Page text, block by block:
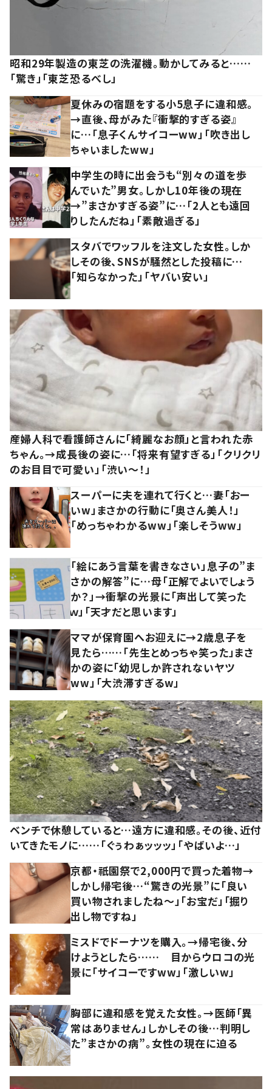
昭和29年製造の東芝の洗濯機。動かしてみると……
「驚き」「東芝恐るべし」
夏休みの宿題をする小5息子に違和感。
→直後、母がみた『衝撃的すぎる姿』
に…「息子くんサイコーww」「吹き出し
ちゃいましたww」
中学生の時に出会うも“別々の道を歩
んでいた”男女。しかし10年後の現在
→”まさかすぎる姿”に…「2人とも遠回
りしたんだね」「素敵過ぎる」
スタバでワッフルを注文した女性。しか
しその後、SNSが騒然とした投稿に…
「知らなかった」「ヤバい安い」
産婦人科で看護師さんに「綺麗なお顔」と言われた赤
ちゃん。→成長後の姿に…「将来有望すぎる」「クリクリ
のお目目で可愛い」「渋い～！」
スーパーに夫を連れて行くと…妻「おー
いw」まさかの行動に「奥さん美人！」
「めっちゃわかるww」「楽しそうww」
「絵にあう言葉を書きなさい」息子の”ま
さかの解答”に…母「正解でよいでしょう
か？」→衝撃の光景に「声出して笑った
ｗ」「天才だと思います」
ママが保育園へお迎えに→2歳息子を
見たら……「先生とめっちゃ笑った」まさ
かの姿に「幼児しか許されないヤツ
ww」「大渋滞すぎるw」
ベンチで休憩していると…遠方に違和感。その後、近付
いてきたモノに……「ぐぅわぁッッッ」「やばいよ…」
京都・祇園祭で2,000円で買った着物→
しかし帰宅後…“驚きの光景”に「良い
買い物されましたね～」「お宝だ」「掘り
出し物ですね」
ミスドでドーナツを購入。→帰宅後、分
けようとしたら…… 目からウロコの光
景に「サイコーですww」「激しいw」
胸部に違和感を覚えた女性。→医師「異
常はありません」しかしその後…判明し
た”まさかの病”。女性の現在に迫る